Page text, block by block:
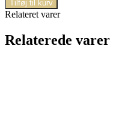
antal
Tilføj til kurv
Relateret varer
Relaterede varer